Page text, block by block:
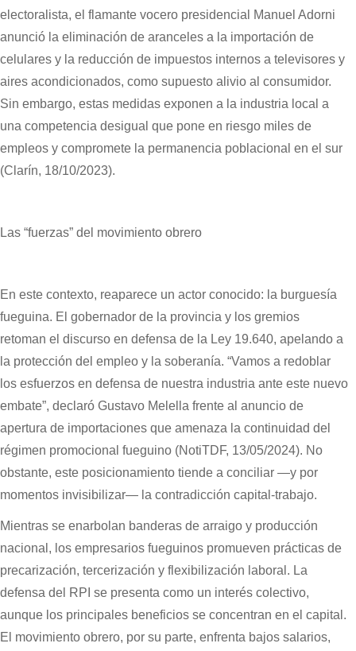
electoralista, el flamante vocero presidencial Manuel Adorni
anunció la eliminación de aranceles a la importación de
celulares y la reducción de impuestos internos a televisores y
aires acondicionados, como supuesto alivio al consumidor.
Sin embargo, estas medidas exponen a la industria local a
una competencia desigual que pone en riesgo miles de
empleos y compromete la permanencia poblacional en el sur
(Clarín, 18/10/2023).
Las “fuerzas” del movimiento obrero
En este contexto, reaparece un actor conocido: la burguesía
fueguina. El gobernador de la provincia y los gremios
retoman el discurso en defensa de la Ley 19.640, apelando a
la protección del empleo y la soberanía. “Vamos a redoblar
los esfuerzos en defensa de nuestra industria ante este nuevo
embate”, declaró Gustavo Melella frente al anuncio de
apertura de importaciones que amenaza la continuidad del
régimen promocional fueguino (NotiTDF, 13/05/2024). No
obstante, este posicionamiento tiende a conciliar —y por
momentos invisibilizar— la contradicción capital-trabajo.
Mientras se enarbolan banderas de arraigo y producción
nacional, los empresarios fueguinos promueven prácticas de
precarización, tercerización y flexibilización laboral. La
defensa del RPI se presenta como un interés colectivo,
aunque los principales beneficios se concentran en el capital.
El movimiento obrero, por su parte, enfrenta bajos salarios,